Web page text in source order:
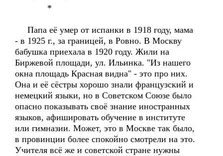
*
Папа её умер от испанки в 1918 году, мама
- в 1925 г., за границей, в Ровно. В Москву
бабушка приехала в 1920 году. Жили на
Биржевой площади, ул. Ильинка. "Из нашего
окна площадь Красная видна" - это про них.
Она и её сёстры хорошо знали французский и
немецкий языки, но в Советском Союзе было
опасно показывать своё знание иностранных
языков, афишировать обучение в институте
или гимназии. Может, это в Москве так было,
в провинции более спокойно смотрели на это.
Учителя всё же и советской стране нужны